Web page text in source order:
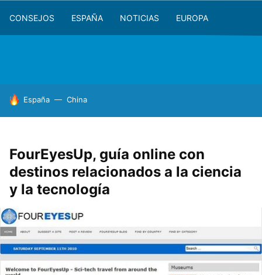
CONSEJOS ESPAÑA NOTICIAS EUROPA
HOY SE HABLA DE
España China
FourEyesUp, guía online con
destinos relacionados a la ciencia
y la tecnología